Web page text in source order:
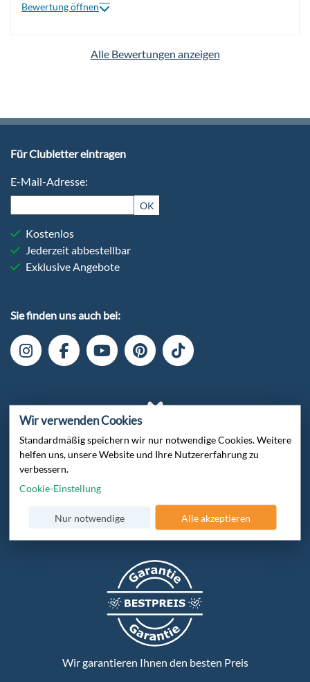
Bewertung öffnen
Alle Bewertungen anzeigen
Sie finden uns auch bei:
Zertifiziert von Trusted Shops
Wir garantieren Ihnen den besten Preis
Für Clubletter eintragen
E-Mail-Adresse:
OK
Kostenlos
Jederzeit abbestellbar
Exklusive Angebote
Wir verwenden Cookies
Standardmäßig speichern wir nur notwendige Cookies. Weitere
helfen uns, unsere Website und Ihre Nutzererfahrung zu
verbessern.
Cookie-Einstellung
Nur notwendige Alle akzeptieren